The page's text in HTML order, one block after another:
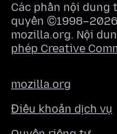
Các phần nội dung
quyền
mozilla.org. Nội
phép Creative
mozilla.org
Điều khoản dịch vụ